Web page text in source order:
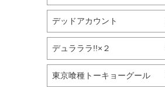
デッドアカウント
デュラララ!!×２
東京喰種トーキョーグール